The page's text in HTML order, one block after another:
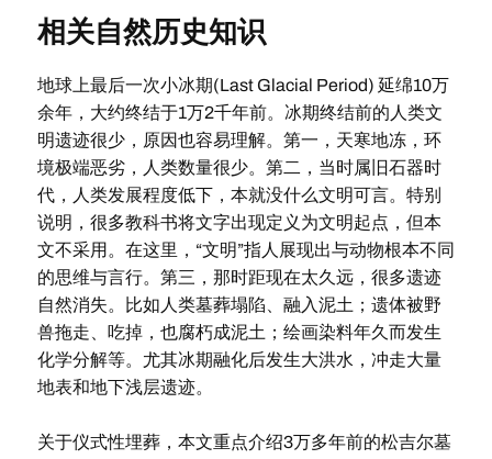
相关自然历史知识
地球上最后一次小冰期(Last Glacial Period) 延绵10万
余年，大约终结于1万2千年前。冰期终结前的人类文
明遗迹很少，原因也容易理解。第一，天寒地冻，环
境极端恶劣，人类数量很少。第二，当时属旧石器时
代，人类发展程度低下，本就没什么文明可言。特别
说明，很多教科书将文字出现定义为文明起点，但本
文不采用。在这里，“文明”指人展现出与动物根本不同
的思维与言行。第三，那时距现在太久远，很多遗迹
自然消失。比如人类墓葬塌陷、融入泥土；遗体被野
兽拖走、吃掉，也腐朽成泥土；绘画染料年久而发生
化学分解等。尤其冰期融化后发生大洪水，冲走大量
地表和地下浅层遗迹。
关于仪式性埋葬，本文重点介绍3万多年前的松吉尔墓